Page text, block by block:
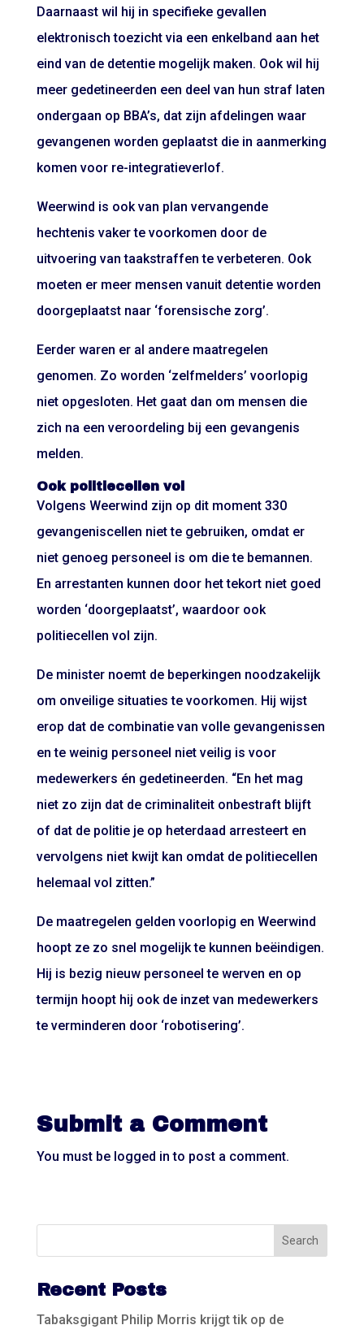
Daarnaast wil hij in specifieke gevallen
elektronisch toezicht via een enkelband aan het
eind van de detentie mogelijk maken. Ook wil hij
meer gedetineerden een deel van hun straf laten
ondergaan op BBA’s, dat zijn afdelingen waar
gevangenen worden geplaatst die in aanmerking
komen voor re-integratieverlof.
Weerwind is ook van plan vervangende
hechtenis vaker te voorkomen door de
uitvoering van taakstraffen te verbeteren. Ook
moeten er meer mensen vanuit detentie worden
doorgeplaatst naar ‘forensische zorg’.
Eerder waren er al andere maatregelen
genomen. Zo worden ‘zelfmelders’ voorlopig
niet opgesloten. Het gaat dan om mensen die
zich na een veroordeling bij een gevangenis
melden.
Ook politiecellen vol
Volgens Weerwind zijn op dit moment 330
gevangeniscellen niet te gebruiken, omdat er
niet genoeg personeel is om die te bemannen.
En arrestanten kunnen door het tekort niet goed
worden ‘doorgeplaatst’, waardoor ook
politiecellen vol zijn.
De minister noemt de beperkingen noodzakelijk
om onveilige situaties te voorkomen. Hij wijst
erop dat de combinatie van volle gevangenissen
en te weinig personeel niet veilig is voor
medewerkers én gedetineerden. “En het mag
niet zo zijn dat de criminaliteit onbestraft blijft
of dat de politie je op heterdaad arresteert en
vervolgens niet kwijt kan omdat de politiecellen
helemaal vol zitten.”
De maatregelen gelden voorlopig en Weerwind
hoopt ze zo snel mogelijk te kunnen beëindigen.
Hij is bezig nieuw personeel te werven en op
termijn hoopt hij ook de inzet van medewerkers
te verminderen door ‘robotisering’.
Submit a Comment
You must be logged in to post a comment.
Recent Posts
Tabaksgigant Philip Morris krijgt tik op de